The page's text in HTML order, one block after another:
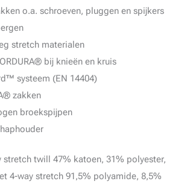
o.a. schroeven, pluggen en spijkers
stretch materialen
bij knieën en kruis
systeem (EN 14404)
zakken
broekspijpen
stretch twill 47% katoen, 31% polyester,
4-way stretch 91,5% polyamide, 8,5%